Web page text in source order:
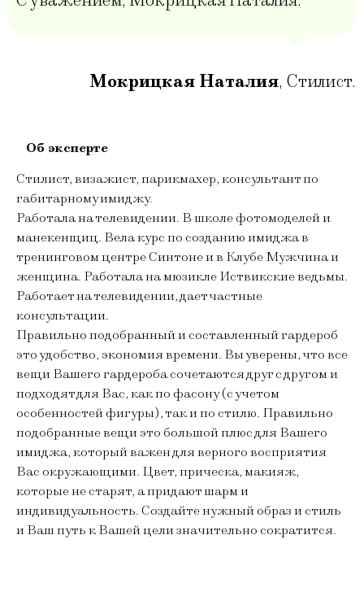
Мокрицкая Наталия, Стилист.
Стилист, визажист, парикмахер, консультант по
габитарному имиджу.
Работала на телевидении. В школе фотомоделей и
манекенщиц. Вела курс по созданию имиджа в
тренинговом центре Синтоне и в Клубе Мужчина и
женщина. Работала на мюзикле Иствикские ведьмы.
Работает на телевидении, дает частные
консультации.
Правильно подобранный и составленный гардероб
это удобство, экономия времени. Вы уверены, что все
вещи Вашего гардероба сочетаются друг с другом и
подходят для Вас, как по фасону (с учетом
особенностей фигуры), так и по стилю. Правильно
подобранные вещи это большой плюс для Вашего
имиджа, который важен для верного восприятия
Вас окружающими. Цвет, прическа, макияж,
которые не старят, а придают шарм и
индивидуальность. Создайте нужный образ и стиль
и Ваш путь к Вашей цели значительно сократится.